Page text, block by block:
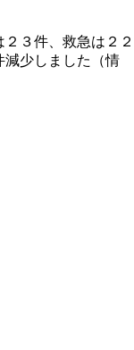
３件、救急は２２
減少しました（情